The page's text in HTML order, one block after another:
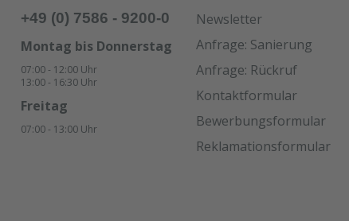
+49 (0) 7586 - 9200-0
Montag bis Donnerstag
07:00 - 12:00 Uhr
13:00 - 16:30 Uhr
Freitag
07:00 - 13:00 Uhr
Newsletter
Anfrage: Sanierung
Anfrage: Rückruf
Kontaktformular
Bewerbungsformular
Reklamationsformular